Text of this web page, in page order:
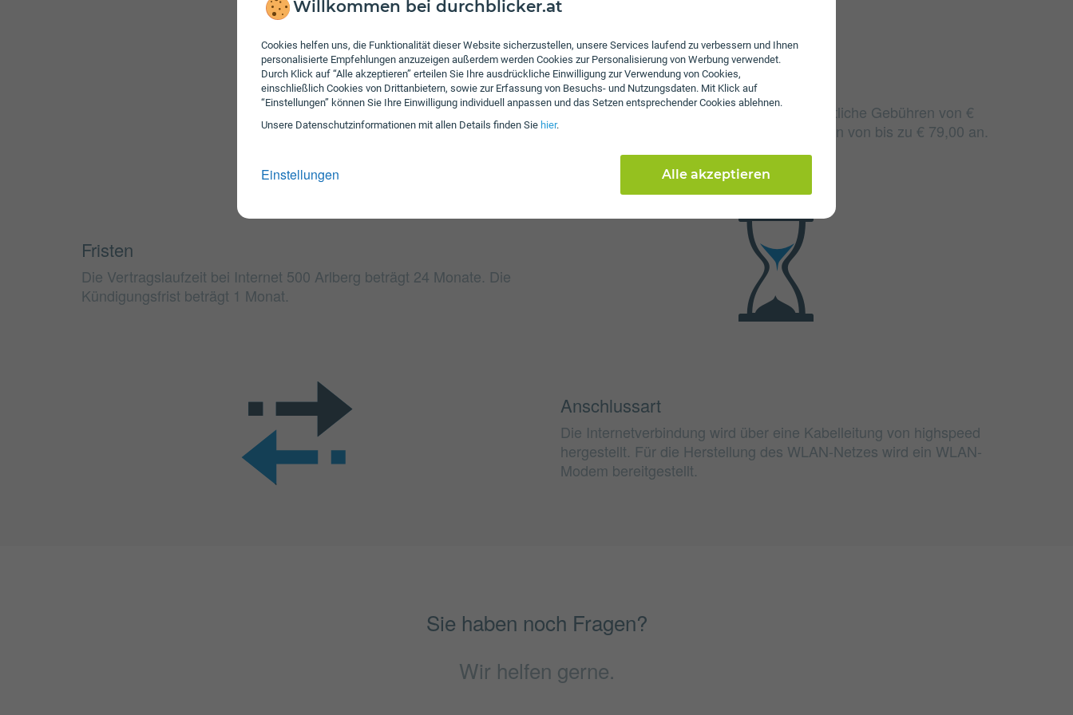
Willkommen bei durchblicker.at
Cookies helfen uns, die Funktionalität dieser Website sicherzustellen, unsere Services laufend zu verbessern und Ihnen
personalisierte Empfehlungen anzuzeigen außerdem werden Cookies zur Personalisierung von Werbung verwendet.
Durch Klick auf “Alle akzeptieren” erteilen Sie Ihre ausdrückliche Einwilligung zur Verwendung von Cookies,
einschließlich Cookies von Drittanbietern, sowie zur Erfassung von Besuchs- und Nutzungsdaten. Mit Klick auf
“Einstellungen” können Sie Ihre Einwilligung individuell anpassen und das Setzen entsprechender Cookies ablehnen.
Unsere Daten­schutz­informationen mit allen Details finden Sie hier.
Einstellungen Alle akzeptieren
Gebühren
Beim Tarif Internet 500 Arlberg fallen monatliche Gebühren von €
64,99 an. Weiters fallen einmalige Gebühren von bis zu € 79,00 an.
Fristen
Die Vertragslaufzeit bei Internet 500 Arlberg beträgt 24 Monate. Die
Kündigungsfrist beträgt 1 Monat.
Anschlussart
Die Internetverbindung wird über eine Kabelleitung von highspeed
hergestellt. Für die Herstellung des WLAN-Netzes wird ein WLAN-
Modem bereitgestellt.
Sie haben noch Fragen?
Wir helfen gerne.